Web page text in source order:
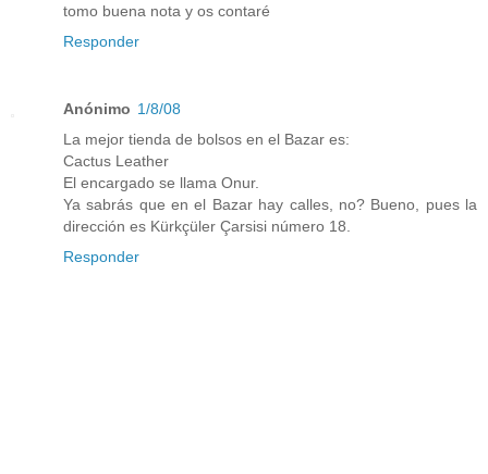
tomo buena nota y os contaré
Responder
Anónimo 1/8/08
La mejor tienda de bolsos en el Bazar es:
Cactus Leather
El encargado se llama Onur.
Ya sabrás que en el Bazar hay calles, no? Bueno, pues la
dirección es Kürkçüler Çarsisi número 18.
Responder